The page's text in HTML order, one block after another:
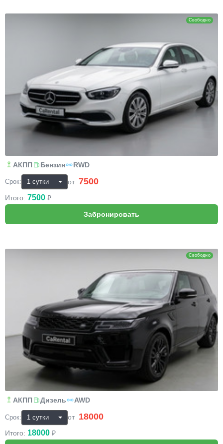
Свободно
АКПП Бензин RWD
Срок: от 7500
Итого: 7500 ₽
Свободно
АКПП Дизель AWD
Срок: от 18000
Итого: 18000 ₽